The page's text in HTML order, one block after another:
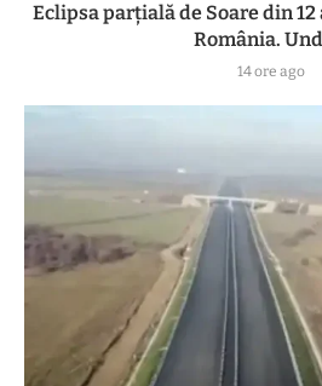
Eclipsa parțială de Soare din
România.
14 ore ago